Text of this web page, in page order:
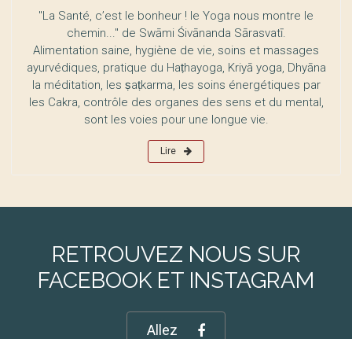
"La Santé, c’est le bonheur ! le Yoga nous montre le
chemin..." de Swāmi Śivānanda Sārasvatī.
Alimentation saine, hygiène de vie, soins et massages
ayurvédiques, pratique du Haṭhayoga, Kriyā yoga, Dhyāna
la méditation, les ṣaṭkarma, les soins énergétiques par
les Cakra, contrôle des organes des sens et du mental,
sont les voies pour une longue vie.
Lire
RETROUVEZ NOUS SUR
FACEBOOK ET INSTAGRAM
Allez